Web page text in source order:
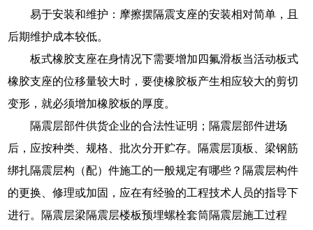
易于安装和维护：摩擦摆隔震支座的安装相对简单，且
后期维护成本较低。
板式橡胶支座在身情况下需要增加四氟滑板当活动板式
橡胶支座的位移量较大时，要使橡胶板产生相应较大的剪切
变形，就必须增加橡胶板的厚度。
隔震层部件供货企业的合法性证明；隔震层部件进场
后，应按种类、规格、批次分开贮存。隔震层顶板、梁钢筋
绑扎隔震层构（配）件施工的一般规定有哪些？隔震层构件
的更换、修理或加固，应在有经验的工程技术人员的指导下
进行。隔震层梁隔震层楼板预埋螺栓套筒隔震层施工过程